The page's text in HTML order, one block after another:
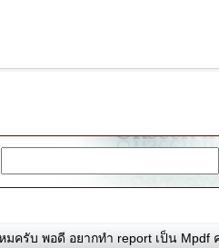
ครับ พอดี อยากทำ report เป็น